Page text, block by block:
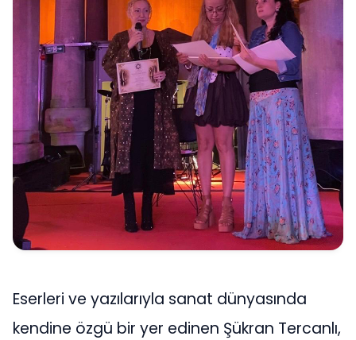
Eserleri ve yazılarıyla sanat dünyasında
kendine özgü bir yer edinen Şükran Tercanlı,